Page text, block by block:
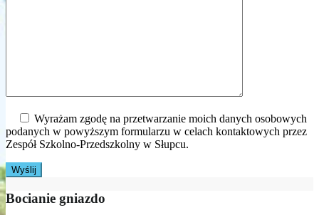
Wyrażam zgodę na przetwarzanie moich danych osobowych
podanych w powyższym formularzu w celach kontaktowych przez
Zespół Szkolno-Przedszkolny w Słupcu.
Bocianie gniazdo